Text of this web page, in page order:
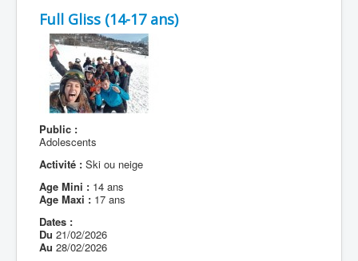
Full Gliss (14-17 ans)
Public :
Adolescents
Activité : Ski ou neige
Age Mini : 14 ans
Age Maxi : 17 ans
Dates :
Du 21/02/2026
Au 28/02/2026